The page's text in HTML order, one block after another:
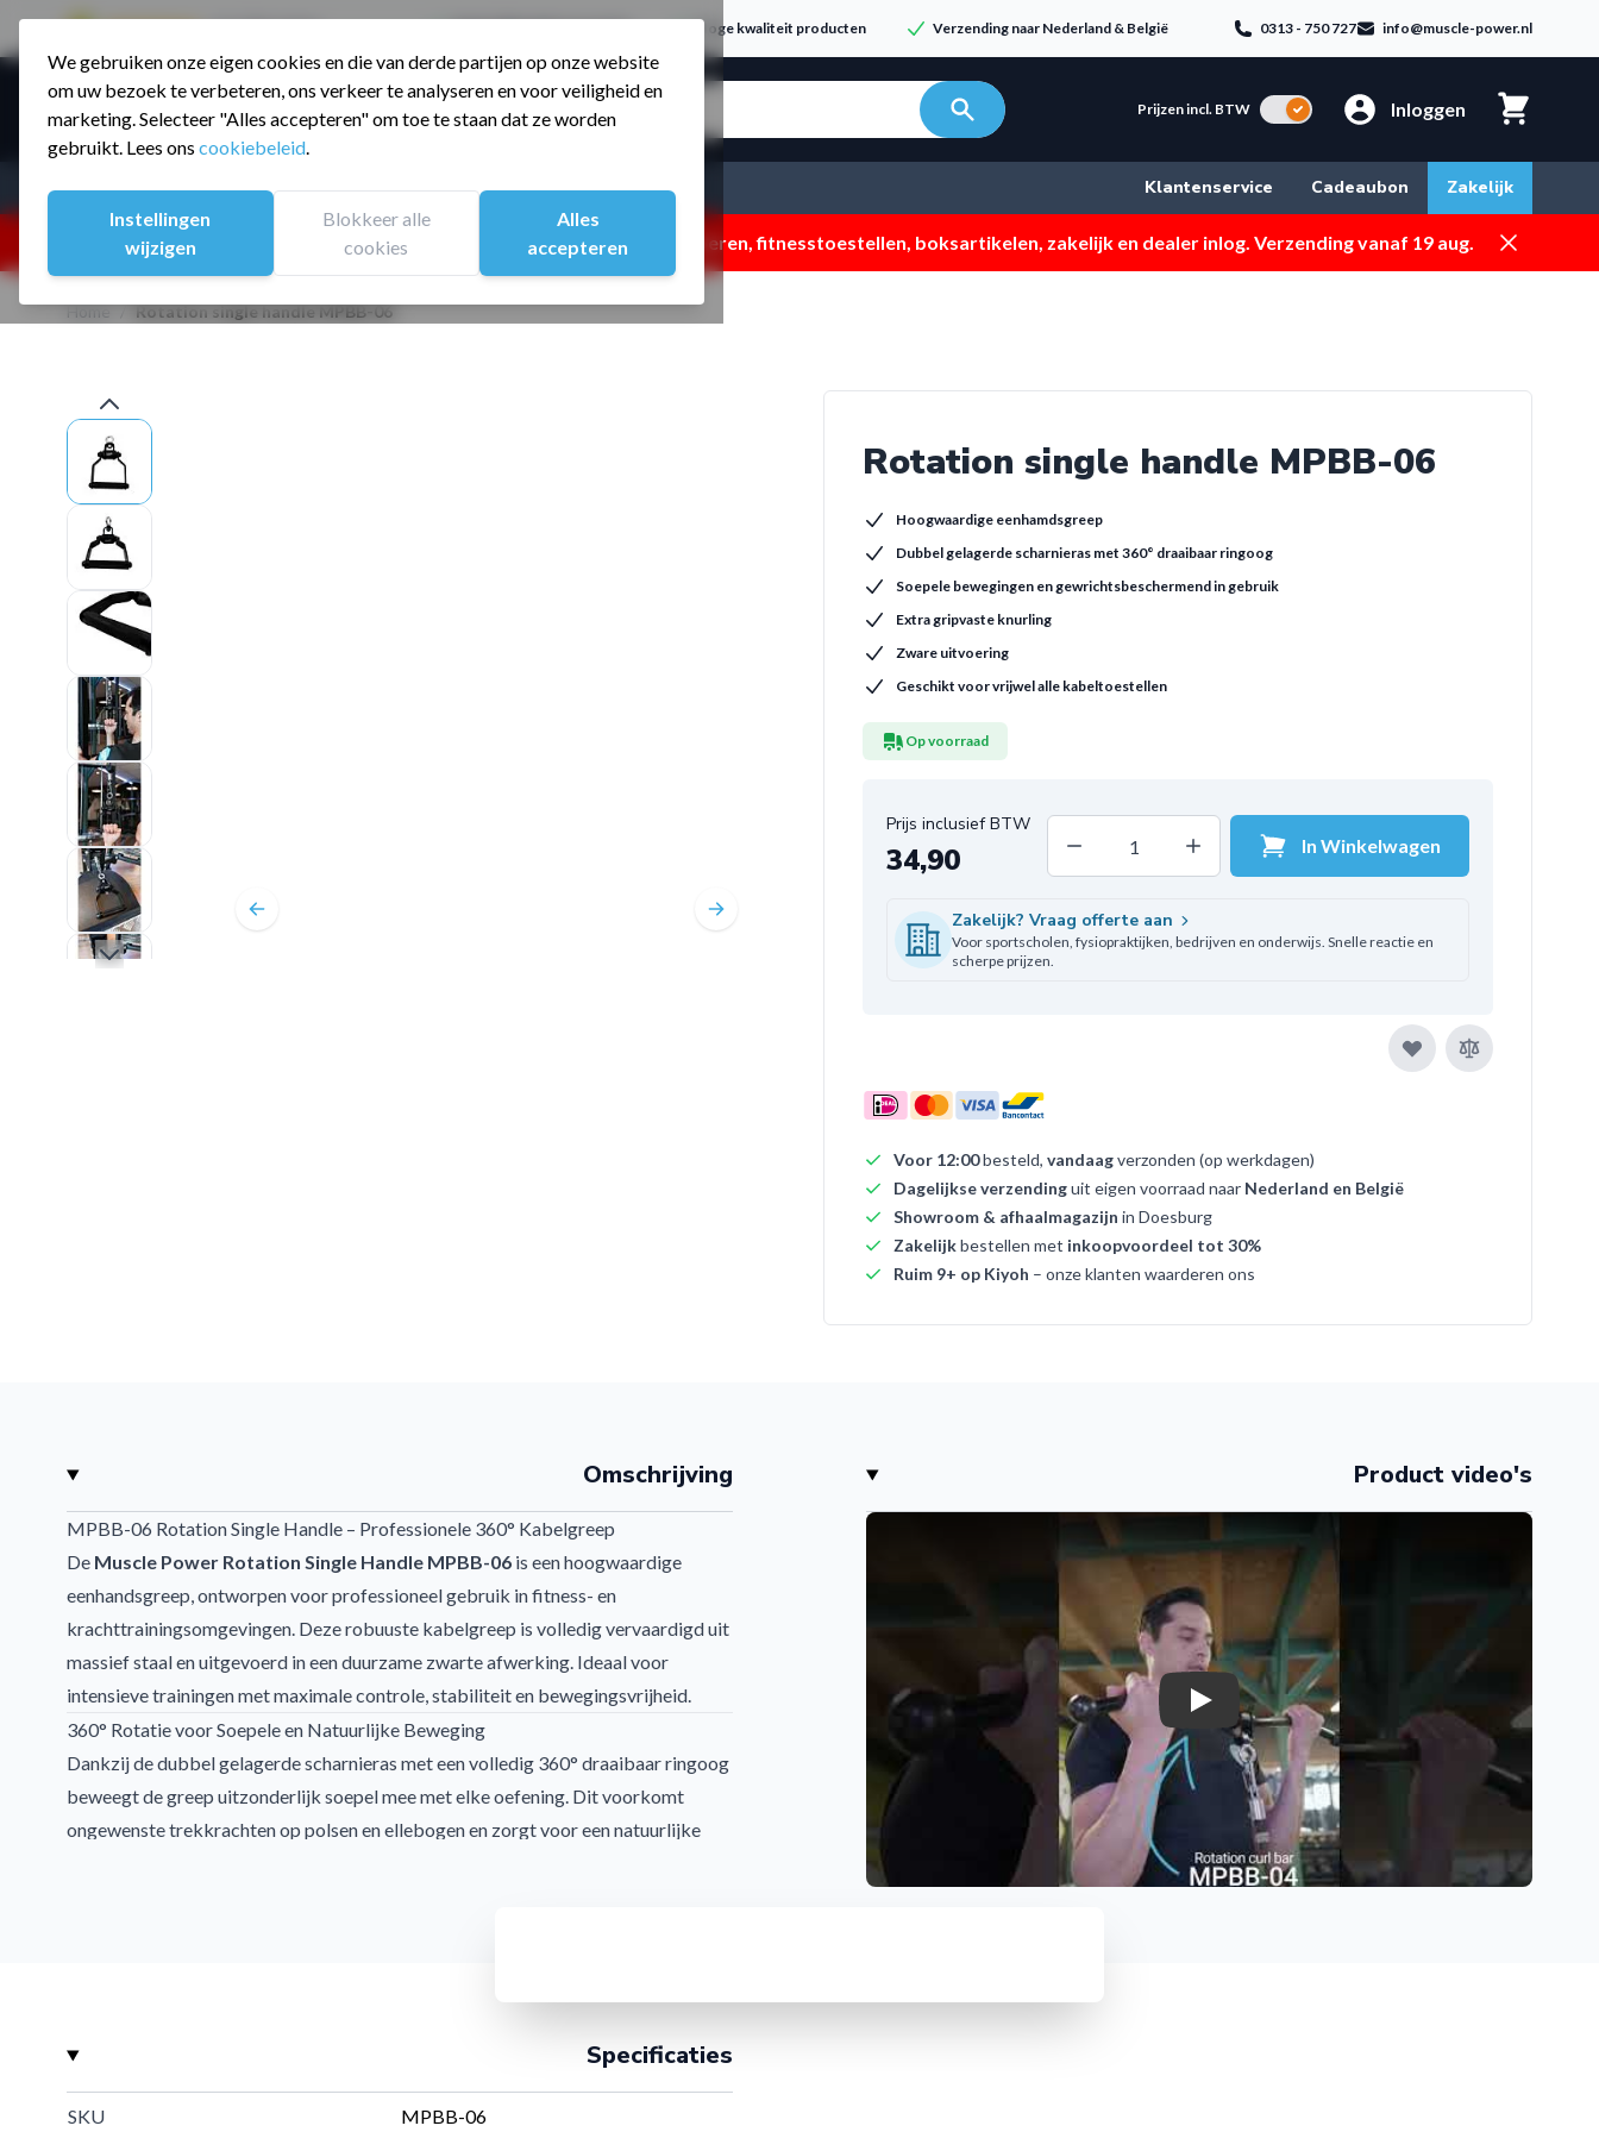
We gebruiken onze eigen cookies en die van derde partijen op onze website
om uw bezoek te verbeteren, ons verkeer te analyseren en voor veiligheid en
marketing. Selecteer "Alles accepteren" om toe te staan dat ze worden
gebruikt. Lees ons cookiebeleid.
Instellingen
wijzigen
Blokkeer alle
cookies
Alles
accepteren
Hoge kwaliteit producten Verzending naar Nederland & België 0313 - 750 727 info@muscle-power.nl
Ga naar de inhoud
Producten zoeken...
Prijzen incl. BTW Incl. BTW Inloggen
Assortiment Sporten Klantenservice Cadeaubon Zakelijk
25% korting ivm vakantiesluiting. Gebruik code: ZOMERMP. muv vloeren, fitnesstoestellen, boksartikelen, zakelijk en dealer inlog. Verzending vanaf 19 aug. Dismiss
Home / Rotation single handle MPBB-06
Rotation single handle MPBB-06
Hoogwaardige eenhamdsgreep
Dubbel gelagerde scharnieras met 360° draaibaar ringoog
Soepele bewegingen en gewrichtsbeschermend in gebruik
Extra gripvaste knurling
Zware uitvoering
Geschikt voor vrijwel alle kabeltoestellen
Op voorraad
34,90 Decrease quantityIncrease quantityIn Winkelwagen
Zakelijk? Vraag offerte aan
Voor sportscholen, fysiopraktijken, bedrijven en onderwijs. Snelle reactie en
scherpe prijzen.
Voor 12:00besteld, vandaagverzonden (op werkdagen)
Dagelijkse verzendinguit eigen voorraad naar Nederland en België
Showroom & afhaalmagazijn in Doesburg
Zakelijkbestellen met inkoopvoordeel tot 30%
Ruim 9+ op Kiyoh – onze klanten waarderen ons
Omschrijving
MPBB-06 Rotation Single Handle – Professionele 360° Kabelgreep
De Muscle Power Rotation Single Handle MPBB-06 is een hoogwaardige
eenhandsgreep, ontworpen voor professioneel gebruik in fitness- en
krachttrainingsomgevingen. Deze robuuste kabelgreep is volledig vervaardigd uit
massief staal en uitgevoerd in een duurzame zwarte afwerking. Ideaal voor
intensieve trainingen met maximale controle, stabiliteit en bewegingsvrijheid.
360° Rotatie voor Soepele en Natuurlijke Beweging
Dankzij de dubbel gelagerde scharnieras met een volledig 360° draaibaar ringoog
beweegt de greep uitzonderlijk soepel mee met elke oefening. Dit voorkomt
ongewenste trekkrachten op polsen en ellebogen en zorgt voor een natuurlijke
Optimale Grip en Perfecte Balans
De MPBB-06 is voorzien van een extra gripvaste karteling (knurling), waardoor je
Product video's
Play
Specificaties
SKU MPBB-06